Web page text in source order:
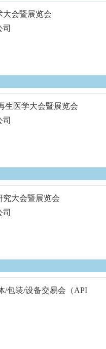
大会暨展览会
生医学大会暨展览会
究大会暨展览会
/包装/设备交易会（API